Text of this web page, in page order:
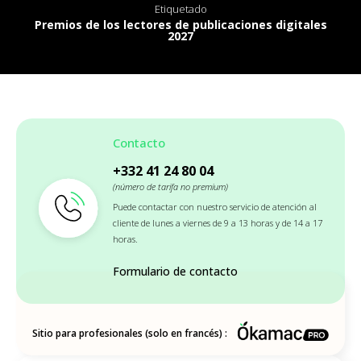
Etiquetado
Premios de los lectores de publicaciones digitales
2027
Contacto
+332 41 24 80 04
(número de tarifa no premium)
Puede contactar con nuestro servicio de atención al
cliente de lunes a viernes de 9 a 13 horas y de 14 a 17
horas.
Formulario de contacto
Sitio para profesionales (solo en francés) :